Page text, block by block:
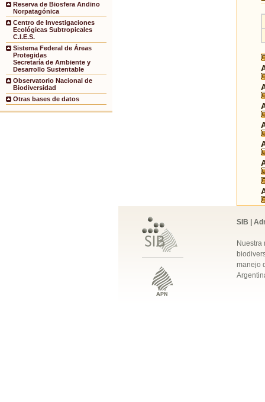
Reserva de Biosfera Andino
Norpatagónica
Centro de Investigaciones
Ecológicas Subtropicales
C.I.E.S.
Sistema Federal de Áreas
Protegidas
Secretaría de Ambiente y
Desarrollo Sustentable
Observatorio Nacional de
Biodiversidad
Otras bases de datos
SIB |
Nuestra
manejo